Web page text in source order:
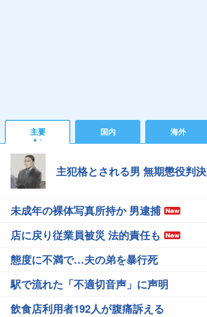
主要 国内 海外
主犯格とされる男 無期懲役判決
未成年の裸体写真所持か 男逮捕
店に戻り従業員被災 法的責任も
態度に不満で…夫の弟を暴行死
駅で流れた「不適切音声」に声明
飲食店利用者192人が腹痛訴える